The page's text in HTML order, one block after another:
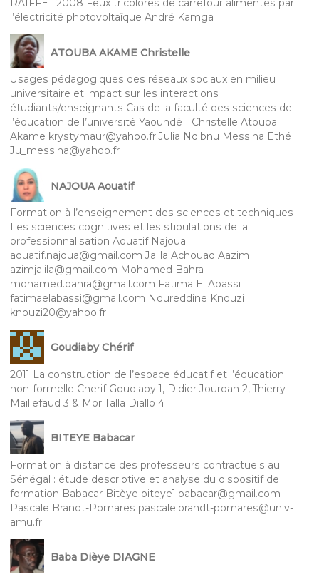
RAIFFET 2008 Feux tricolores de carrefour alimentés par
l’électricité photovoltaïque André Kamga
ATOUBA AKAME Christelle
Usages pédagogiques des réseaux sociaux en milieu
universitaire et impact sur les interactions
étudiants/enseignants Cas de la faculté des sciences de
l’éducation de l’université Yaoundé I Christelle Atouba
Akame krystymaur@yahoo.fr Julia Ndibnu Messina Ethé
Ju_messina@yahoo.fr
NAJOUA Aouatif
Formation à l’enseignement des sciences et techniques
Les sciences cognitives et les stipulations de la
professionnalisation Aouatif Najoua
aouatif.najoua@gmail.com Jalila Achouaq Aazim
azimjalila@gmail.com Mohamed Bahra
mohamed.bahra@gmail.com Fatima El Abassi
fatimaelabassi@gmail.com Noureddine Knouzi
knouzi20@yahoo.fr
Goudiaby Chérif
2011 La construction de l’espace éducatif et l’éducation
non-formelle Cherif Goudiaby 1, Didier Jourdan 2, Thierry
Maillefaud 3 & Mor Talla Diallo 4
BITEYE Babacar
Formation à distance des professeurs contractuels au
Sénégal : étude descriptive et analyse du dispositif de
formation Babacar Bitèye biteye1.babacar@gmail.com
Pascale Brandt-Pomares pascale.brandt-pomares@univ-
amu.fr
Baba Dièye DIAGNE